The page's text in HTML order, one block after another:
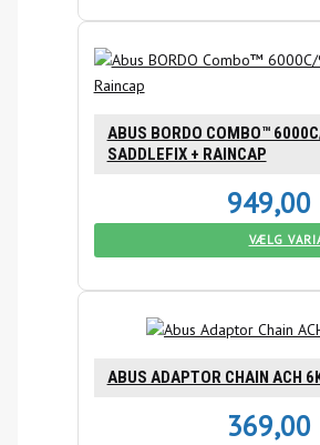
ABUS BORDO COMBO™
SADDLEFIX + RAINCAP
949,00
VÆLG
ABUS ADAPTOR CHAIN ACH
369,00